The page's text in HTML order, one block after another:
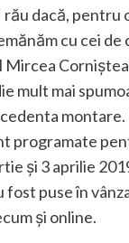
dacă, pentru
cu cei de
Mircea
mult mai
montare.
programate
și 3 aprilie
fost puse în
și online.